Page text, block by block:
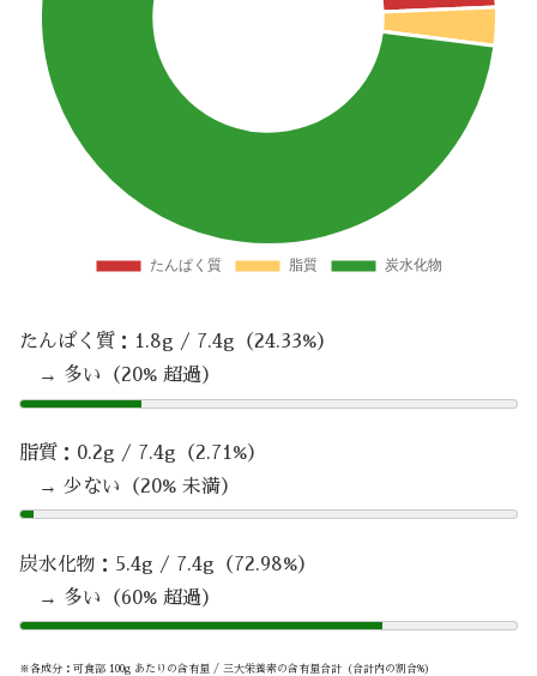
たんぱく質：1.8g / 7.4g（24.33%）
→ 多い（20% 超過）
脂質：0.2g / 7.4g（2.71%）
→ 少ない（20% 未満）
炭水化物：5.4g / 7.4g（72.98%）
→ 多い（60% 超過）
※各成分：可食部 100g あたりの含有量 / 三大栄養素の含有量合計（合計内の割合%）